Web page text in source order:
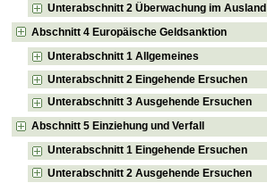
Unterabschnitt 2 Überwachung im Ausland
Abschnitt 4 Europäische Geldsanktion
Unterabschnitt 1 Allgemeines
Unterabschnitt 2 Eingehende Ersuchen
Unterabschnitt 3 Ausgehende Ersuchen
Abschnitt 5 Einziehung und Verfall
Unterabschnitt 1 Eingehende Ersuchen
Unterabschnitt 2 Ausgehende Ersuchen